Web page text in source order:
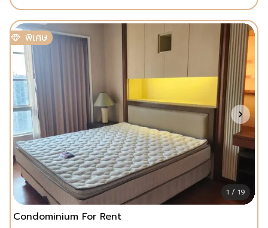
พิเศษ
1 / 19
Condominium For Rent